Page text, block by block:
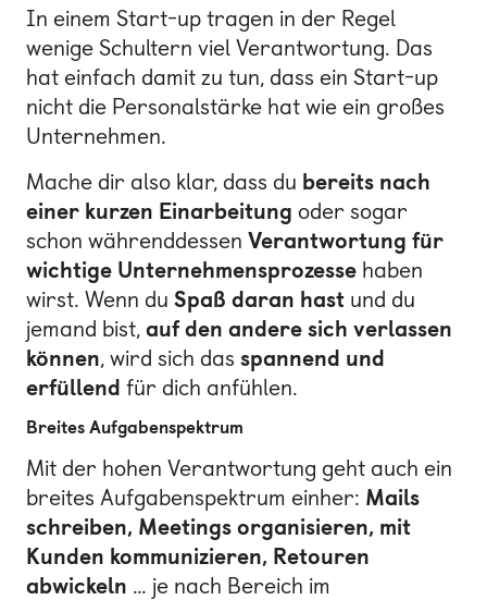
In einem Start-up tragen in der Regel
wenige Schultern viel Verantwortung. Das
hat einfach damit zu tun, dass ein Start-up
nicht die Personalstärke hat wie ein großes
Unternehmen.
Mache dir also klar, dass du bereits nach
einer kurzen Einarbeitung oder sogar
schon währenddessen Verantwortung für
wichtige Unternehmensprozesse haben
wirst. Wenn du Spaß daran hast und du
jemand bist, auf den andere sich verlassen
können, wird sich das spannend und
erfüllend für dich anfühlen.
Breites Aufgabenspektrum
Mit der hohen Verantwortung geht auch ein
breites Aufgabenspektrum einher: Mails
schreiben, Meetings organisieren, mit
Kunden kommunizieren, Retouren
abwickeln … je nach Bereich im